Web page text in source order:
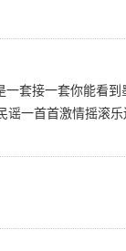
套接一套你能看
一首首激情摇滚